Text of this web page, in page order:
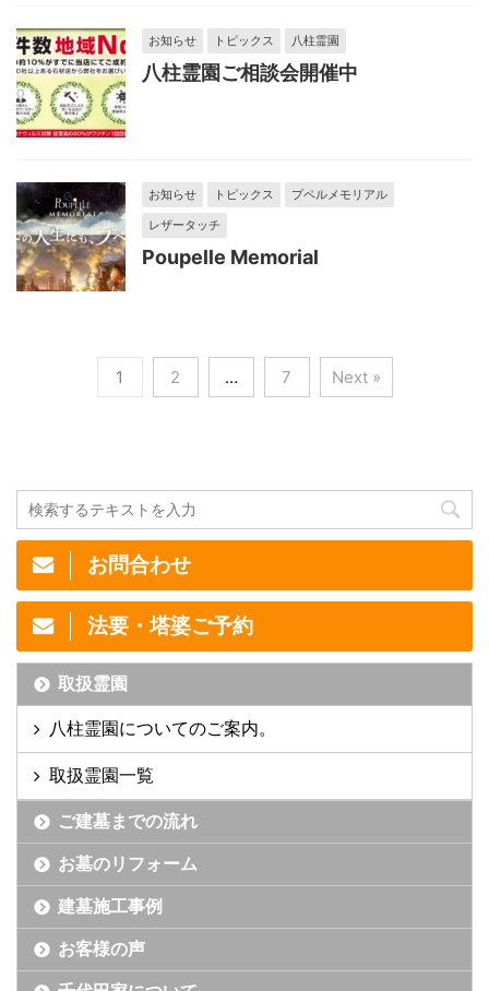
お知らせ トピックス 八柱霊園
八柱霊園ご相談会開催中
お知らせ トピックス
プペルメモリアル
レザータッチ
Poupelle Memorial
1 2 … 7 Next »
お問合わせ
法要・塔婆ご予約
取扱霊園
八柱霊園についてのご案内。
取扱霊園一覧
ご建墓までの流れ
お墓のリフォーム
建墓施工事例
お客様の声